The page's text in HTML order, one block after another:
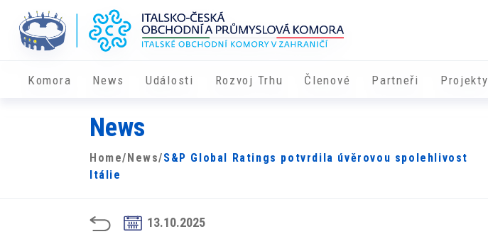
Komora News Události Rozvoj Trhu Členové Partneři ​​Projekty
News
Home/ News/S&P Global Ratings potvrdila úvěrovou spolehlivost
Itálie
13.10.2025